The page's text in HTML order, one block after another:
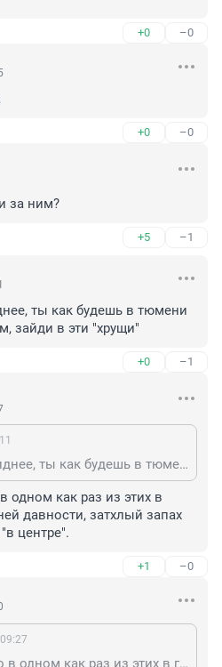
+0 –0
+0 –0
за ним?
+5 –1
ты как будешь в тюмени
зайди в эти "хрущи"
+0 –1
из кургана то оно виднее, ты как будешь в тюмени за маслом сливочным, зайди в эти "хрущи"
одном как раз из этих в
давности, затхлый запах
центре".
+1 –0
Гость, так был как то в одном как раз из этих в гостях. Ремонт 30летней давности, затхлый запах уже в подъезде. Зато "в центре".